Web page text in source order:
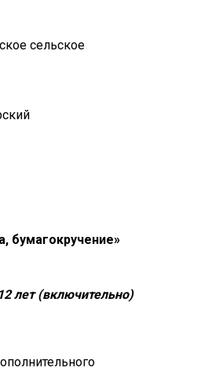
сельское
бумагокручение»
лет (включительно)